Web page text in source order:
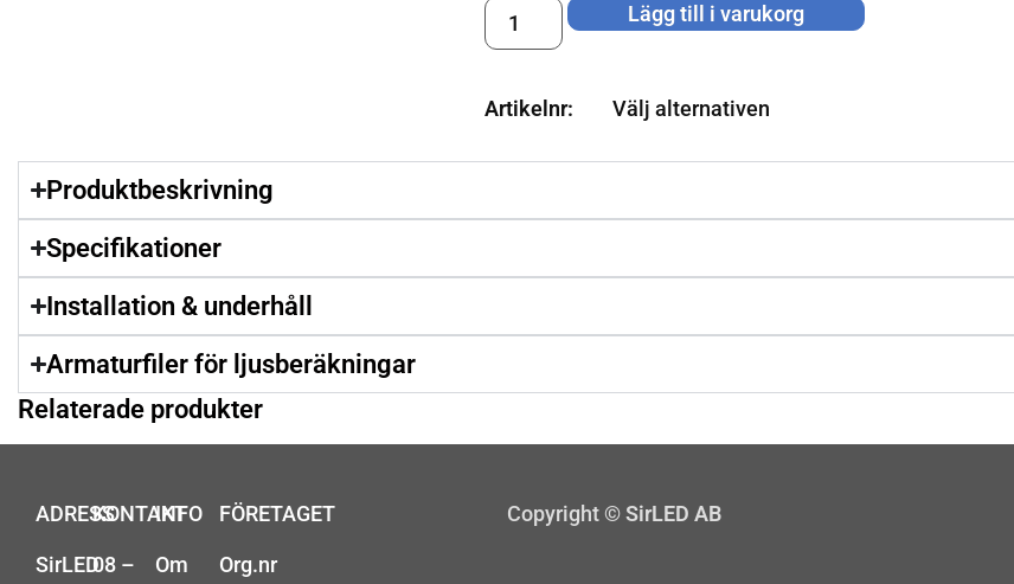
Lägg till i varukorg
Artikelnr: Välj alternativen
Produktbeskrivning
Specifikationer
Installation & underhåll
Armaturfiler för ljusberäkningar
Relaterade produkter
ADRESS
SirLED
KONTAKT
08 –
INFO
Om
FÖRETAGET
Org.nr
Copyright ©SirLED AB